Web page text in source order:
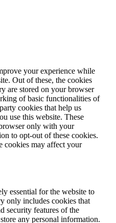
your experience while
Out of these, the cookies
are stored on your browser
of basic functionalities of
cookies that help us
use this website. These
only with your
to opt-out of these cookies.
cookies may affect your
essential for the website to
only includes cookies that
security features of the
any personal information.